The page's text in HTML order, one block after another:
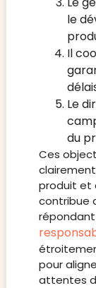
le
Il
Le
du
Ces
produit et
contribue
répondant
pour
attentes